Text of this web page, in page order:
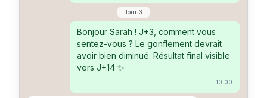
Jour 3
Bonjour Sarah ! J+3, comment vous
sentez-vous ? Le gonflement devrait
avoir bien diminué. Résultat final visible
vers J+14 ✨
10:00